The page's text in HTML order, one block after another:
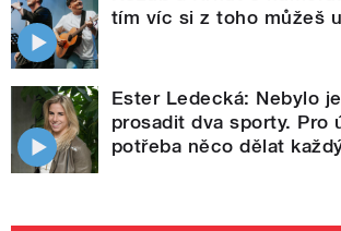
tím víc si z toho můžeš
Ester Ledecká: Nebylo
prosadit dva sporty. Pro
potřeba něco dělat